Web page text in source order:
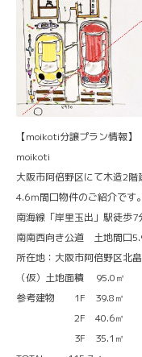
【moikoti分譲プラン情報】
moikoti
大阪市阿倍野区にて木造2階
4.6ｍ間口物件のご紹介です。
南海線「岸里玉出」駅徒歩7
南南西向き公道 土地間口
所在地：大阪市阿倍野区北
（仮）土地面積 95.0㎡
参考建物 1F 39.8㎡
2F 40.6㎡
3F 35.1㎡